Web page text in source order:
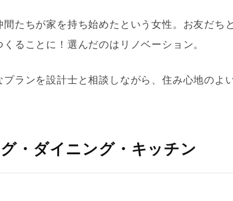
間たちが家を持ち始めたという女性。お友だち
くることに！選んだのは リノベーション。
プランを設計士と相談しながら、住み心地のよ
・ダイニング・キッチン